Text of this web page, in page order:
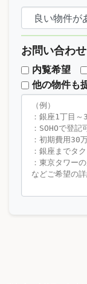
お問い合わ
内覧希望
他の物件も